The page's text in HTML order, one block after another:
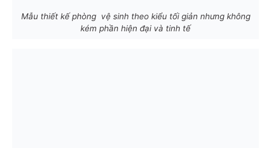
Mẫu thiết kế phòng vệ sinh theo kiểu tối giản nhưng không
kém phần hiện đại và tinh tế